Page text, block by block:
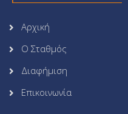
Αρχική
Ο Σταθμός
Διαφήμιση
Επικοινωνία